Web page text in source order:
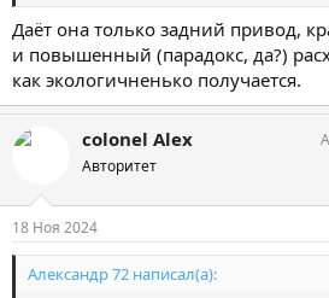
Даёт она только задний привод,
и повышенный (парадокс, да?)
как экологичненько получается.
colonel Alex
Авторитет
18 Ноя 2024
Александр 72 написал(а):